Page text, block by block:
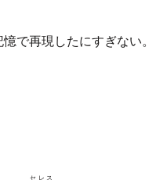
で再現したにすぎない。
セレス